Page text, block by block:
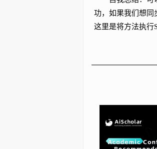
功，如果我们想同
这里是将方法执行